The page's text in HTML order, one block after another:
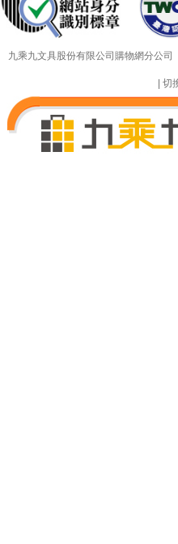
九乘九文具股份有限公司購物網分公
切